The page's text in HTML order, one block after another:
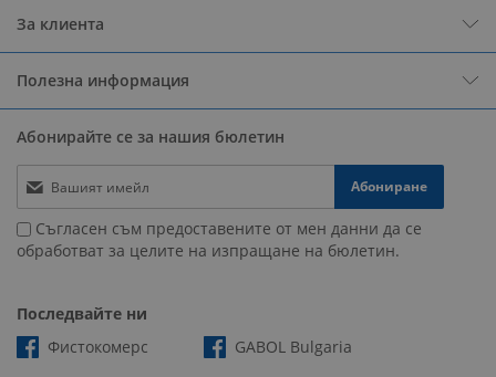
За клиента
Полезна информация
Абонирайте се за нашия бюлетин
Абониране
Съгласен съм предоставените от мен данни да се
обработват за целите на изпращане на бюлетин.
Последвайте ни
Фистокомерс
GABOL Bulgaria